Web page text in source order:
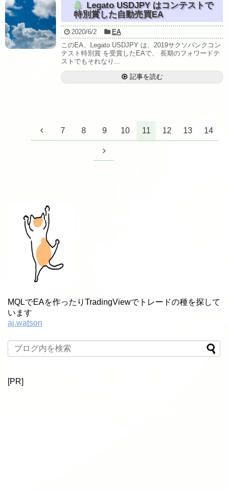
Legato USDJPY はコンテストで
特別賞した自動売買EA
2020/6/2
EA
このEA、Legato USDJPY は、2019サクソバンクコン
テスト特別賞 を受賞したEAで、 長期のフォワードテ
ストでもそれなり...
記事を読む
7 8 9 10 11 12 13 14
MQLでEAを作ったりTradingViewでトレードの種を探して
います
aj.watson
[PR]